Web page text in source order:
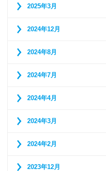
2025年3月
2024年12月
2024年8月
2024年7月
2024年4月
2024年3月
2024年2月
2023年12月